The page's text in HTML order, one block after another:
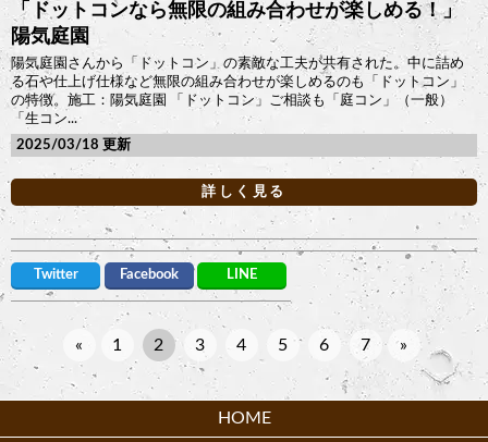
「ドットコンなら無限の組み合わせが楽しめる！」
陽気庭園
陽気庭園さんから「ドットコン」の素敵な工夫が共有された。中に詰め
る石や仕上げ仕様など無限の組み合わせが楽しめるのも「ドットコン」
の特徴。施工：陽気庭園 「ドットコン」ご相談も「庭コン」（一般）
「生コン...
2025/03/18
詳しく見る
Twitter Facebook LINE
« 1 2 3 4 5 6 7 »
HOME